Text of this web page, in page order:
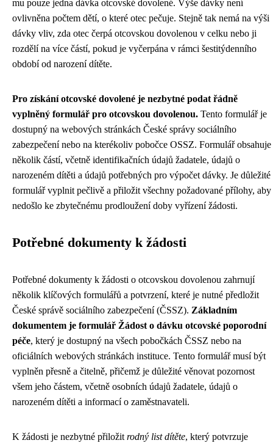
mu pouze jedna dávka otcovské dovolené. Výše dávky není
ovlivněna počtem dětí, o které otec pečuje. Stejně tak nemá na výši
dávky vliv, zda otec čerpá otcovskou dovolenou v celku nebo ji
rozdělí na více částí, pokud je vyčerpána v rámci šestitýdenního
období od narození dítěte.
Pro získání otcovské dovolené je nezbytné podat řádně
vyplněný formulář pro otcovskou dovolenou. Tento formulář je
dostupný na webových stránkách České správy sociálního
zabezpečení nebo na kterékoliv pobočce OSSZ. Formulář obsahuje
několik částí, včetně identifikačních údajů žadatele, údajů o
narozeném dítěti a údajů potřebných pro výpočet dávky. Je důležité
formulář vyplnit pečlivě a přiložit všechny požadované přílohy, aby
nedošlo ke zbytečnému prodloužení doby vyřízení žádosti.
Potřebné dokumenty k žádosti
Potřebné dokumenty k žádosti o otcovskou dovolenou zahrnují
několik klíčových formulářů a potvrzení, které je nutné předložit
České správě sociálního zabezpečení (ČSSZ). Základním
dokumentem je formulář Žádost o dávku otcovské poporodní
péče, který je dostupný na všech pobočkách ČSSZ nebo na
oficiálních webových stránkách instituce. Tento formulář musí být
vyplněn přesně a čitelně, přičemž je důležité věnovat pozornost
všem jeho částem, včetně osobních údajů žadatele, údajů o
narozeném dítěti a informací o zaměstnavateli.
K žádosti je nezbytné přiložit rodný list dítěte, který potvrzuje